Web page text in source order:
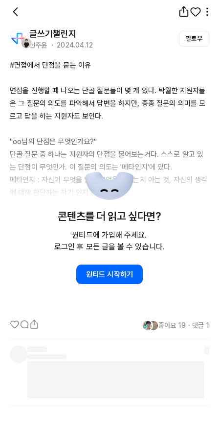
글쓰기챌린지
신주윤 ・ 2024.04.12
팔로우
#면접에서 단점을 묻는 이유
면접을 진행할 때 나오는 단골 질문들이 몇 개 있다. 탁월한 지원자들
은 그 질문의 의도를 파악해서 답변을 하지만, 종종 질문의 의미를 모
르고 답을 하는 지원자도 보인다.
"oo님의 단점은 무엇인가요?"
단골 질문 중 하나는 지원자의 단점을 물어보는거다. 스스로 알고 있
는 단점이 무엇인가. 이 질문의 의도는 '메타인지'에 있다.
메타인지 : 자신이 무엇을 알고 무엇을 모르는지 아는 것, 자신의 생각
에 대해 판단하는 자기 인지 능력
준비된 질문이든 아니든 자신에 대해 잘 아는 것은 중요하다. 사람이
장점만 가지고 있는것은 아니기에 스스로가 가진 핸디캡에 대해서 파
악하고 그것을 보완하기 위해서 어떠한 노력을 하고 있는지를 점검하
에 적응도 잘한다. 성과평가에서도 리더들이 애먹는 이유 중 하나가
메타인지가 잘 안되는 직원들과의 피드백이 괴롭기 때문이다.
콘텐츠를 더 읽고 싶다면?
원티드에 가입해 주세요.
로그인 후 모든 글을 볼 수 있습니다.
원티드 시작하기
좋아요 19 ・ 댓글 1